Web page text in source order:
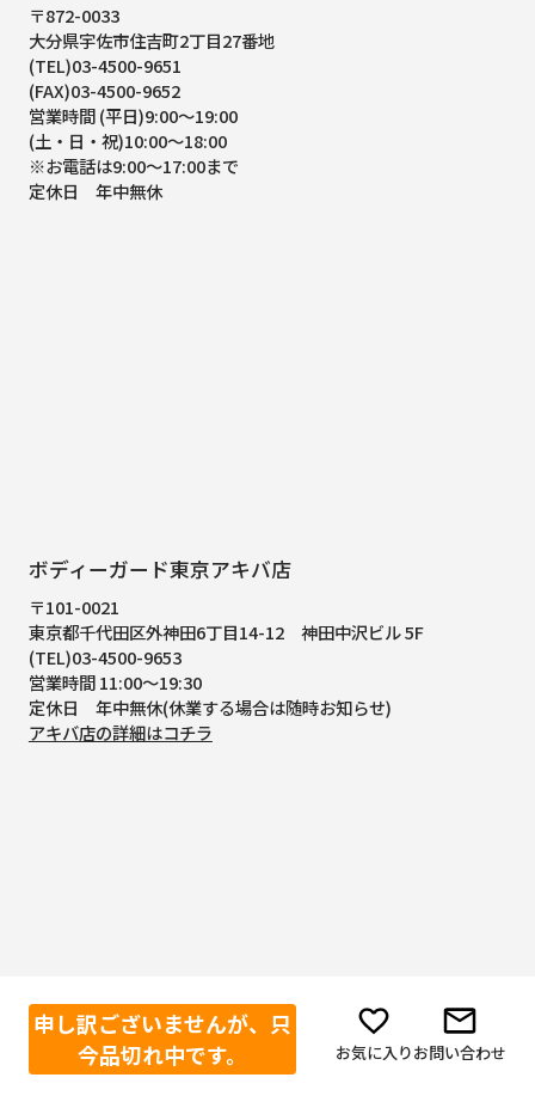
申し訳ございませんが、只
今品切れ中です。
お気に入りお問い合わせ
〒872-0033
大分県宇佐市住吉町2丁目27番地
(TEL)03-4500-9651
(FAX)03-4500-9652
営業時間 (平日)9:00～19:00
(土・日・祝)10:00～18:00
※お電話は9:00～17:00まで
定休日 年中無休
ボディーガード東京アキバ店
〒101-0021
東京都千代田区外神田6丁目14-12 神田中沢ビル 5F
(TEL)03-4500-9653
営業時間 11:00～19:30
定休日 年中無休(休業する場合は随時お知らせ)
アキバ店の詳細はコチラ